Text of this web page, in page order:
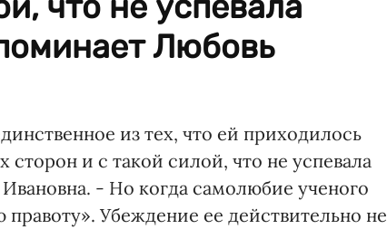
Любовь
из тех, что ей приходилось
и с такой силой, что не успевала
- Но когда самолюбие ученого
правоту». Убеждение ее действительно не